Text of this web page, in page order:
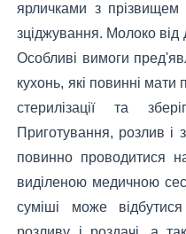
ярличками з прізвищем
зціджування. Молоко від
Особливі вимоги
кухонь, які повинні
стерилізації та
Приготування, розлив і
повинно проводитися
виділеною медичною
суміші може